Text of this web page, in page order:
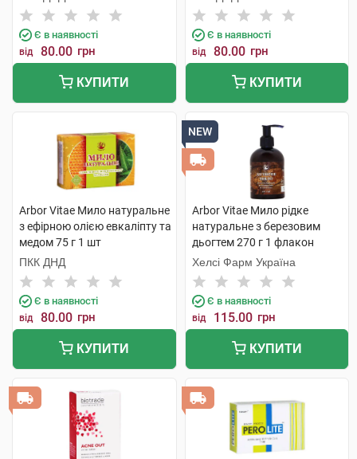
шт
Є в наявності
від 80.00 грн
КУПИТИ
Є в наявності
від 80.00 грн
КУПИТИ
Arbor Vitae Мило натуральне
з ефірною олією евкаліпту та
медом 75 г 1 шт
ПКК ДНД
Є в наявності
від 80.00 грн
КУПИТИ
NEW
Arbor Vitae Мило рідке
натуральне з березовим
дьогтем 270 г 1 флакон
Хелсі Фарм Україна
Є в наявності
від 115.00 грн
КУПИТИ